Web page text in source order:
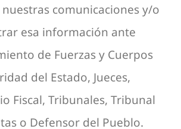
comunicaciones y/o
esa información ante
de Fuerzas y Cuerpos
del Estado, Jueces,
Fiscal, Tribunales, Tribunal
o Defensor del Pueblo.